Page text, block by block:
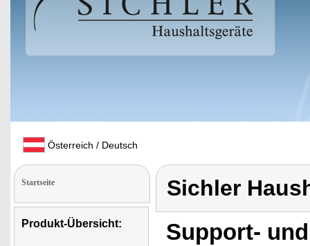
Österreich / Deutsch
Startseite
Produkt-Übersicht:
Sichler
Support-